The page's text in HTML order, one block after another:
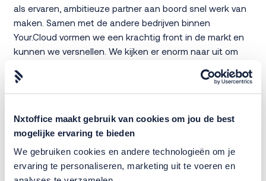
Nxtoffice maakt gebruik van cookies om jou de best
mogelijke ervaring te bieden
We gebruiken cookies en andere technologieën om je
ervaring te personaliseren, marketing uit te voeren en
als ervaren, ambitieuze partner aan boord snel werk van
maken. Samen met de andere bedrijven binnen
Your.Cloud vormen we een krachtig front in de markt en
kunnen we versnellen. We kijken er enorm naar uit om
groeiambities waar te maken.”